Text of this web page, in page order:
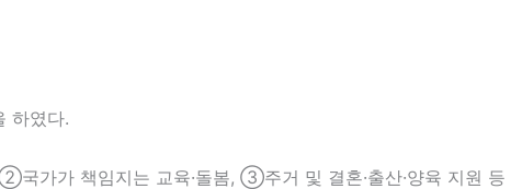
하였다.
가가 책임지는 교육·돌봄, ③주거 및 결혼·출산·양육 지원 등